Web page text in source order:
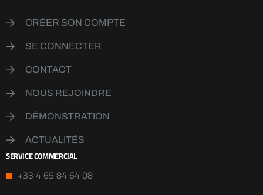
CRÉER SON COMPTE
SE CONNECTER
CONTACT
NOUS REJOINDRE
DÉMONSTRATION
ACTUALITÉS
SERVICE COMMERCIAL
+33 4 65 84 64 08